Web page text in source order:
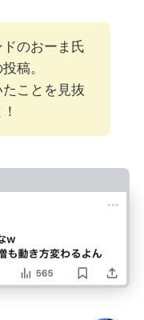
のおーま氏
稿。
ことを見抜